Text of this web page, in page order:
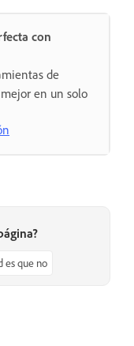
con
de
en un solo
es que no